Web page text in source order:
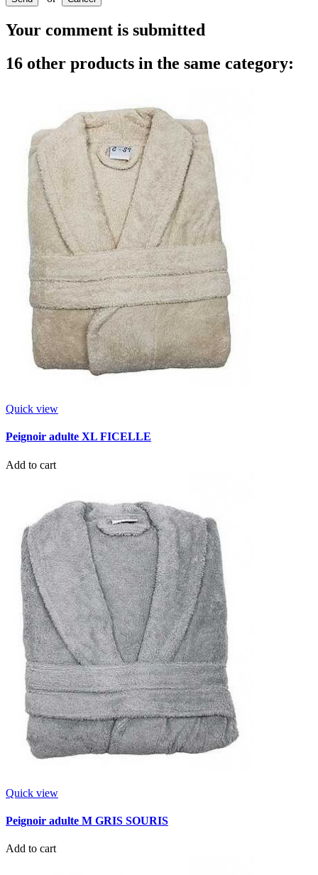
Your comment is submitted
16 other products in the same category:
Quick view
Peignoir adulte XL FICELLE
Add to cart
Quick view
Peignoir adulte M GRIS SOURIS
Add to cart